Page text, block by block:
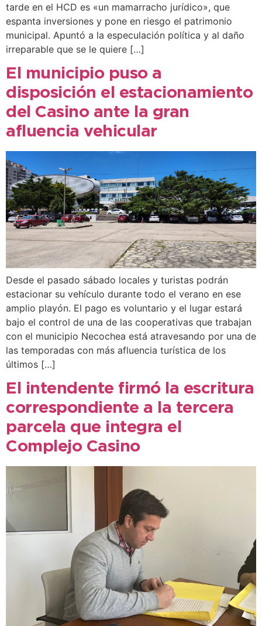
tarde en el HCD es «un mamarracho jurídico», que
espanta inversiones y pone en riesgo el patrimonio
municipal. Apuntó a la especulación política y al daño
irreparable que se le quiere […]
El municipio puso a
disposición el estacionamiento
del Casino ante la gran
afluencia vehicular
Desde el pasado sábado locales y turistas podrán
estacionar su vehículo durante todo el verano en ese
amplio playón. El pago es voluntario y el lugar estará
bajo el control de una de las cooperativas que trabajan
con el municipio Necochea está atravesando por una de
las temporadas con más afluencia turística de los
últimos […]
El intendente firmó la escritura
correspondiente a la tercera
parcela que integra el
Complejo Casino